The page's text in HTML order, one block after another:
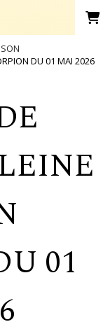
DU 01 MAI 2026
01